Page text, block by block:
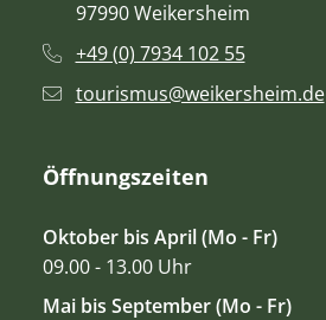
97990 Weikersheim
+49 (0) 7934 102 55
tourismus@weikersheim.de
Öffnungszeiten
Oktober bis April (Mo - Fr)
09.00 - 13.00 Uhr
Mai bis September (Mo - Fr)